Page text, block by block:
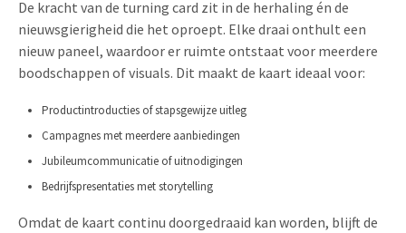
De kracht van de turning card zit in de herhaling én de
nieuwsgierigheid die het oproept. Elke draai onthult een
nieuw paneel, waardoor er ruimte ontstaat voor meerdere
boodschappen of visuals. Dit maakt de kaart ideaal voor:
Productintroducties of stapsgewijze uitleg
Campagnes met meerdere aanbiedingen
Jubileumcommunicatie of uitnodigingen
Bedrijfspresentaties met storytelling
Omdat de kaart continu doorgedraaid kan worden, blijft de